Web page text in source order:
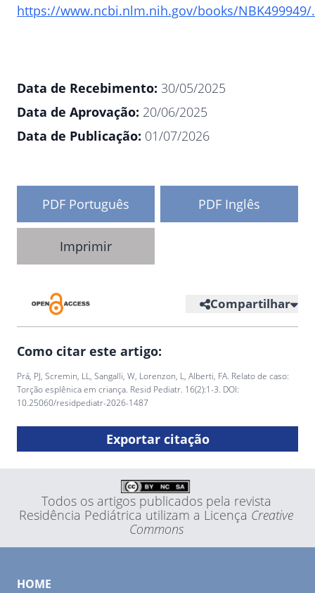
https://www.ncbi.nlm.nih.gov/books/NBK499949/.
Data de Recebimento: 30/05/2025
Data de Aprovação: 20/06/2025
Data de Publicação: 01/07/2026
PDF Português PDF Inglês
Imprimir
Compartilhar
Como citar este artigo:
Prá, PJ, Scremin, LL, Sangalli, W, Lorenzon, L, Alberti, FA. Relato de caso:
Torção esplênica em criança. Resid Pediatr. 16(2):1-3. DOI:
10.25060/residpediatr-2026-1487
Exportar citação
Todos os artigos publicados pela revista
Residência Pediátrica utilizam a Licença Creative
Commons
HOME